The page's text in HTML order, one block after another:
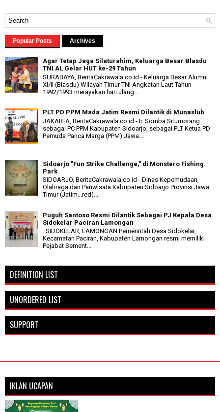
Popular Posts Archives
Agar Tetap Jaga Silaturahim, Keluarga Besar Blasdu
TNI AL Gelar HUT ke-29 Tahun
SURABAYA, BeritaCakrawala.co.id - Keluarga Besar Alumni
XI/II (Blasdu) Wilayah Timur TNI Angkatan Laut Tahun
1992/1993 merayakan hari ulang...
PLT PD PPM Mada Jatim Resmi Dilantik di Munaslub
JAKARTA, BeritaCakrawala.co.id - Ir. Somba Situmorang
sebagai PC PPM Kabupaten Sidoarjo, sebagai PLT Ketua PD
Pemuda Panca Marga (PPM) Jawa...
Sidoarjo "Fun Strike Challenge," di Monstero Fishing
Park
SIDOARJO, BeritaCakrawala.co.id - Dinas Kepemudaan,
Olahraga dan Pariwisata Kabupaten Sidoarjo Provinsi Jawa
Timur (Jatim...red)...
Puguh Santoso Resmi Dilantik Sebagai PJ Kepala Desa
Sidokelar Paciran Lamongan
SIDOKELAR, LAMONGAN Pemerintah Desa Sidokelar,
Kecamatan Paciran, Kabupaten Lamongan resmi memiliki
Pejabat Sement...
DEFINITION LIST
UNORDERED LIST
SUPPORT
IKLAN UCAPAN